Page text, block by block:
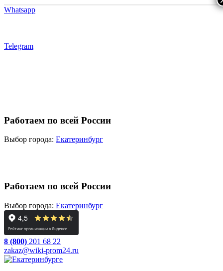
Whatsapp
Telegram
Работаем по всей России
Выбор города: Екатеринбург
Работаем по всей России
Выбор города: Екатеринбург
8 (800) 201 68 22
zakaz@wiki-prom24.ru